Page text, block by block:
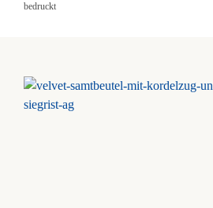
bedruckt